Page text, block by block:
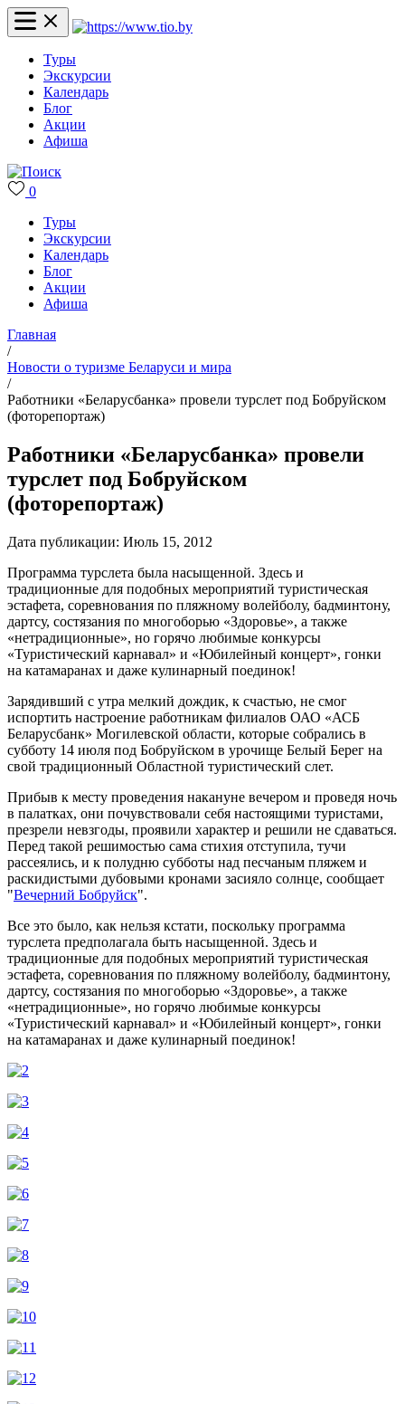
Туры
Экскурсии
Календарь
Блог
Акции
Афиша
0
Туры
Экскурсии
Календарь
Блог
Акции
Афиша
Главная
/
Новости о туризме Беларуси и мира
/
Работники «Беларусбанка» провели турслет под Бобруйском
(фоторепортаж)
Работники «Беларусбанка» провели
турслет под Бобруйском
(фоторепортаж)
Дата публикации: Июль 15, 2012
Программа турслета была насыщенной. Здесь и
традиционные для подобных мероприятий туристическая
эстафета, соревнования по пляжному волейболу, бадминтону,
дартсу, состязания по многоборью «Здоровье», а также
«нетрадиционные», но горячо любимые конкурсы
«Туристический карнавал» и «Юбилейный концерт», гонки
на катамаранах и даже кулинарный поединок!
Зарядивший с утра мелкий дождик, к счастью, не смог
испортить настроение работникам филиалов ОАО «АСБ
Беларусбанк» Могилевской области, которые собрались в
субботу 14 июля под Бобруйском в урочище Белый Берег на
свой традиционный Областной туристический слет.
Прибыв к месту проведения накануне вечером и проведя ночь
в палатках, они почувствовали себя настоящими туристами,
презрели невзгоды, проявили характер и решили не сдаваться.
Перед такой решимостью сама стихия отступила, тучи
рассеялись, и к полудню субботы над песчаным пляжем и
раскидистыми дубовыми кронами засияло солнце, сообщает
"Вечерний Бобруйск".
Все это было, как нельзя кстати, поскольку программа
турслета предполагала быть насыщенной. Здесь и
традиционные для подобных мероприятий туристическая
эстафета, соревнования по пляжному волейболу, бадминтону,
дартсу, состязания по многоборью «Здоровье», а также
«нетрадиционные», но горячо любимые конкурсы
«Туристический карнавал» и «Юбилейный концерт», гонки
на катамаранах и даже кулинарный поединок!